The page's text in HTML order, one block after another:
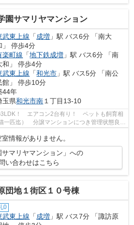
園サマリヤマンション
武東上線 「成増 」駅 バス6分 「南大
」 停歩4分
楽町線 「地下鉄成増 」駅 バス6分 「南
和」 停歩4分
武東上線 「和光市 」駅 バス5分 「南公
館」 停歩10分
44年
玉県和光市南 １丁目13-10
3LDK！ エアコン2台有り！ ペットも飼育相
一匹迄） 分譲マンションにつき管理状態良好
情報がありません。
サマリヤマンション」への
い合わせはこちら
団地１街区１０号棟
0
武東上線 「成増 」駅 バス7分 「諏訪原